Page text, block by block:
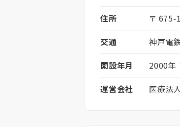
住所
〒 675-
交通
神戸電
開設年月
2000年
運営会社
医療法